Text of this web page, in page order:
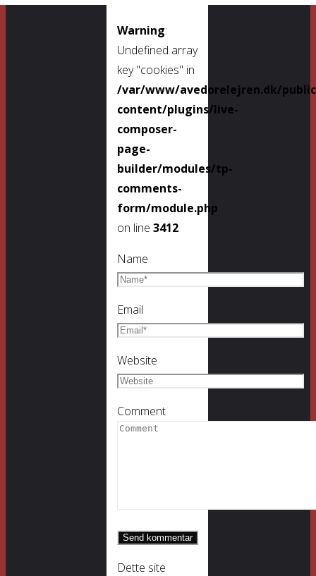
Warning:
Undefined array
key "cookies" in
/var/www/avedorelejren.dk/
content/plugins/live-
composer-
page-
builder/modules/tp-
comments-
form/module.php
on line 3412
Name
Email
Website
Comment
Dette site